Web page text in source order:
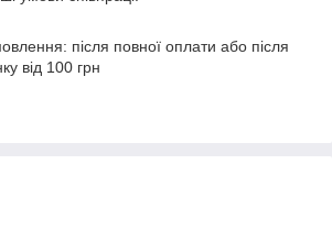
після повної оплати або після
від 100 грн